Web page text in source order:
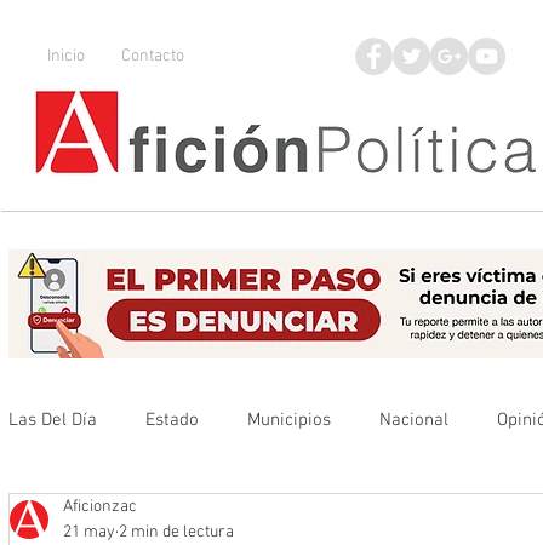
Inicio Contacto
Las Del Día Estado Municipios Nacional
Que no se olvide
Aficionzac
21 may 2 min de lectura